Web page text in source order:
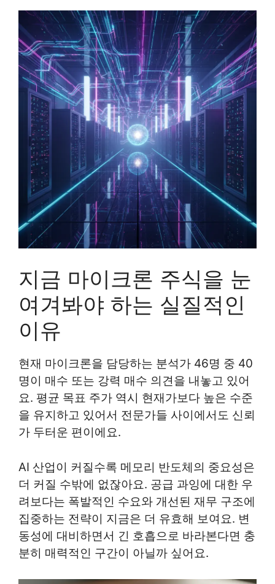
지금 마이크론 주식을 눈
여겨봐야 하는 실질적인
이유
현재 마이크론을 담당하는 분석가 46명 중 40
명이 매수 또는 강력 매수 의견을 내놓고 있어
요. 평균 목표 주가 역시 현재가보다 높은 수준
을 유지하고 있어서 전문가들 사이에서도 신뢰
가 두터운 편이에요.
AI 산업이 커질수록 메모리 반도체의 중요성은
더 커질 수밖에 없잖아요. 공급 과잉에 대한 우
려보다는 폭발적인 수요와 개선된 재무 구조에
집중하는 전략이 지금은 더 유효해 보여요. 변
동성에 대비하면서 긴 호흡으로 바라본다면 충
분히 매력적인 구간이 아닐까 싶어요.